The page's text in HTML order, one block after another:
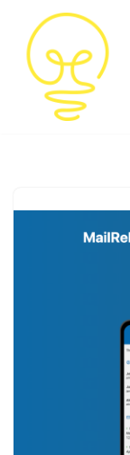
Saltar
contenido